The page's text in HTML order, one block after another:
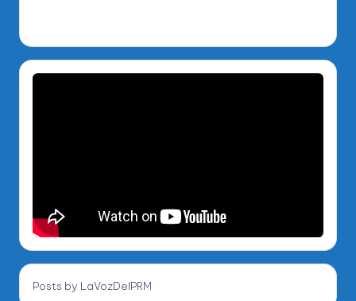
Posts by LaVozDelPRM